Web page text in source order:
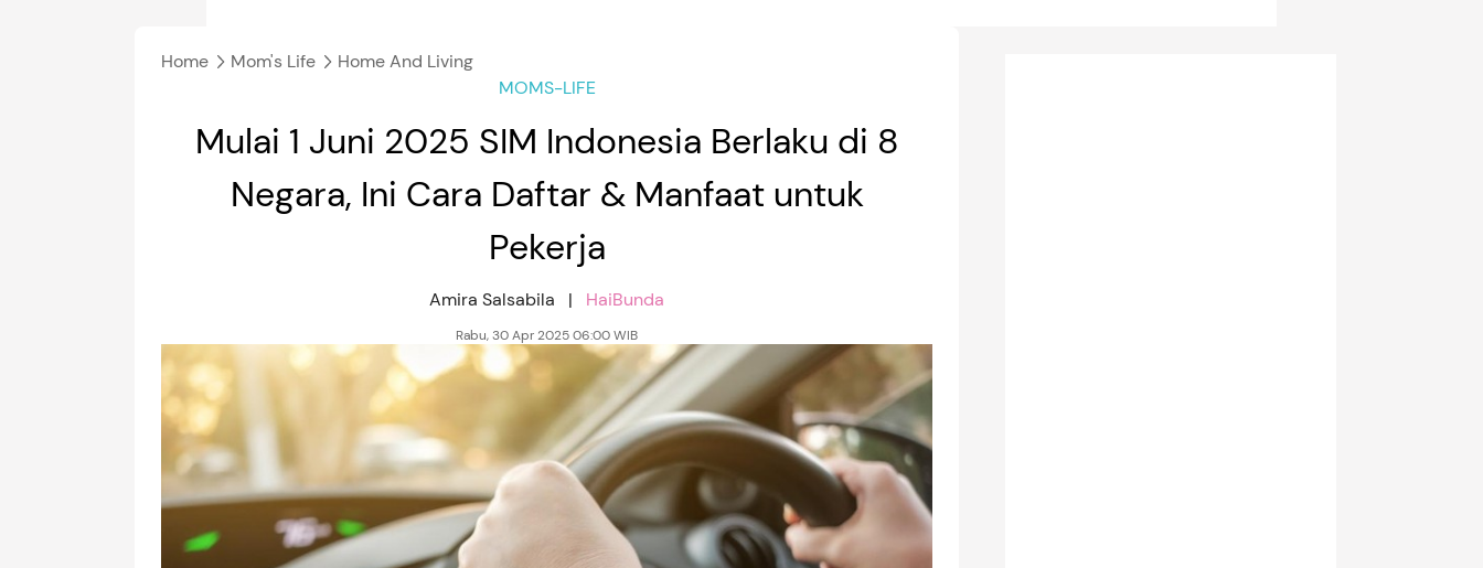
Home Mom's Life
Home And Living
MOMS-LIFE
Mulai 1 Juni 2025 SIM Indonesia Berlaku di 8
Negara, Ini Cara Daftar & Manfaat untuk
Pekerja
Amira Salsabila | HaiBunda
Rabu, 30 Apr 2025 06:00 WIB